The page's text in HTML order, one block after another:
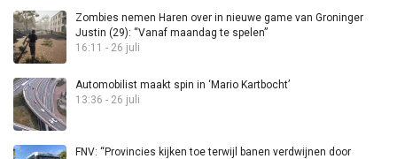
Zombies nemen Haren over in nieuwe game van Groninger
Justin (29): “Vanaf maandag te spelen”
16:11 - 26 juli
Automobilist maakt spin in ‘Mario Kartbocht’
13:36 - 26 juli
FNV: “Provincies kijken toe terwijl banen verdwijnen door